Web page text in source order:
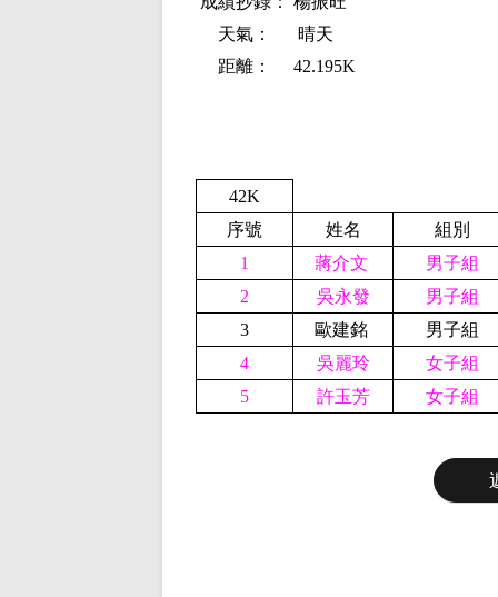
天氣：
晴天
距離：
42.195K
42K
序號
姓名
組別
1
蔣介文
男子組
2
吳永發
男子組
3
歐建銘
男子組
4
吳麗玲
女子組
5
許玉芳 女子組